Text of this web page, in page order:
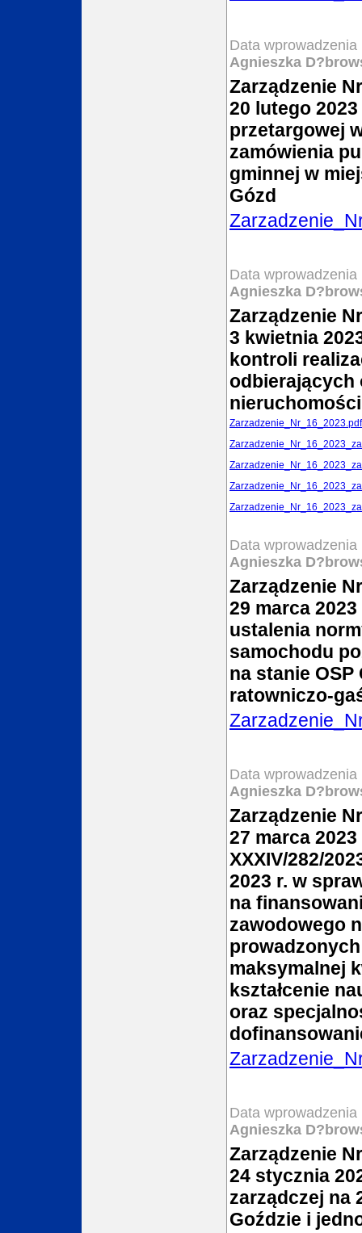
Data
Agnieszka
Zarządzenie
20 lutego
przetargowej
zamówienia
gminnej w
Gózd
Data
Agnieszka
Zarządzenie
3 kwietnia
kontroli
odbierających
Zarzadzenie_Nr_16_2023.pdf
Data
Agnieszka
Zarządzenie
29 marca
ustalenia
samochodu
na stanie OSP
ratowniczo-
Data
Agnieszka
Zarządzenie
27 marca
XXXIV/282/
2023 r. w
na
zawodowego
maksymalnej
kształcenie
oraz
Data
Agnieszka
Zarządzenie
24 stycznia
zarządczej na
Goździe i